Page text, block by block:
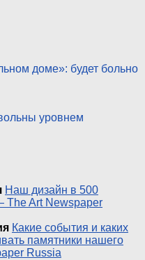
доме»: будет больно
уровнем
Наш дизайн в 500
The Art Newspaper
Какие события и каких
памятники нашего
Russia